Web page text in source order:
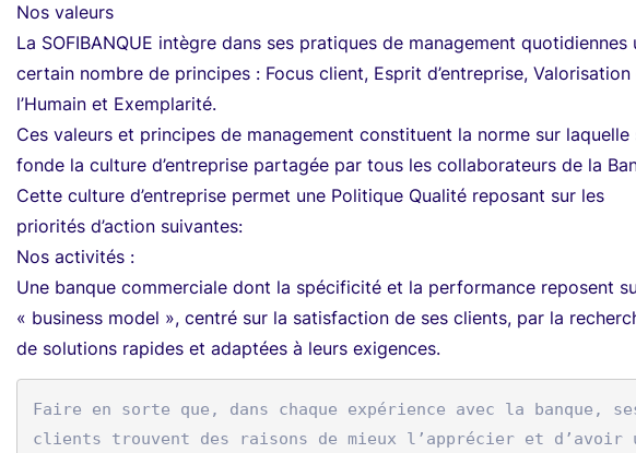
Nos valeurs
La SOFIBANQUE intègre dans ses pratiques de management quotidiennes
certain nombre de principes : Focus client, Esprit d’entreprise, Valorisation
l’Humain et Exemplarité.
Ces valeurs et principes de management constituent la norme sur laquelle
fonde la culture d’entreprise partagée par tous les collaborateurs de la
Cette culture d’entreprise permet une Politique Qualité reposant sur les
priorités d’action suivantes:
Nos activités :
Une banque commerciale dont la spécificité et la performance reposent
« business model », centré sur la satisfaction de ses clients, par la
de solutions rapides et adaptées à leurs exigences.
Faire en sorte que, dans chaque expérience avec la banque,
clients trouvent des raisons de mieux l’apprécier et d’avoir